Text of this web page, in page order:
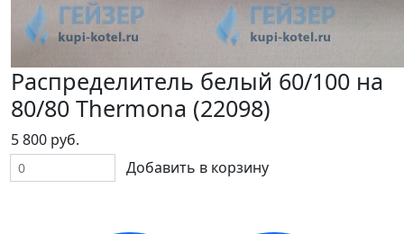
Распределитель белый 60/100 на
80/80 Thermona (22098)
5 800 руб.
Добавить в корзину